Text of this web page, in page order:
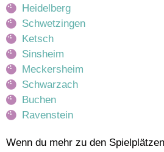
Heidelberg
Schwetzingen
Ketsch
Sinsheim
Meckersheim
Schwarzach
Buchen
Ravenstein
Wenn du mehr zu den